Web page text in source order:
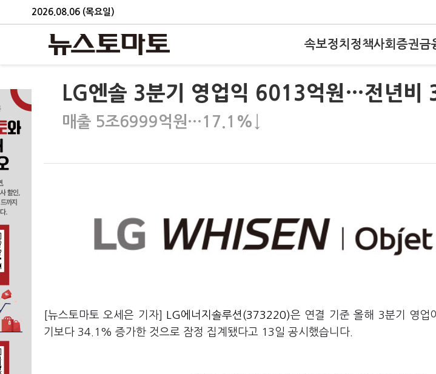
2026.08.06 (목요일)
속보정치 정책사회 증권금
LG엔솔 3분기 영업익 6013억원…전년비
매출 5조6999억원…17.1%↓
[뉴스토마토 오세은 기자] LG에너지솔루션(373220)은 연결 기준 올해 3분기 영업
기보다 34.1% 증가한 것으로 잠정 집계됐다고 13일 공시했습니다.